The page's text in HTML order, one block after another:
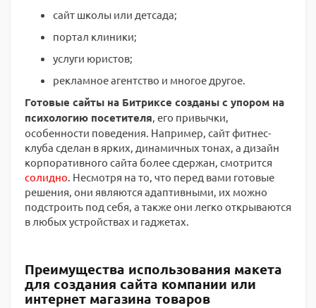
сайт школы или детсада;
портал клиники;
услуги юристов;
рекламное агентство и многое другое.
Готовые сайты на Битриксе созданы с упором на
психологию посетителя, его привычки,
особенности поведения. Например, сайт фитнес-
клуба сделан в ярких, динамичных тонах, а дизайн
корпоративного сайта более сдержан, смотрится
солидно. Несмотря на то, что перед вами готовые
решения, они являются адаптивными, их можно
подстроить под себя, а также они легко открываются
в любых устройствах и гаджетах.
Преимущества использования макета
для создания сайта компании или
интернет магазина товаров